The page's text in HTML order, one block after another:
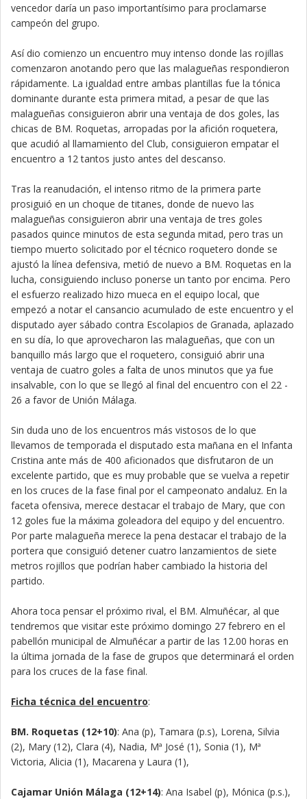
vencedor daría un paso importantísimo para proclamarse
campeón del grupo.
Así dio comienzo un encuentro muy intenso donde las rojillas
comenzaron anotando pero que las malagueñas respondieron
rápidamente. La igualdad entre ambas plantillas fue la tónica
dominante durante esta primera mitad, a pesar de que las
malagueñas consiguieron abrir una ventaja de dos goles, las
chicas de BM. Roquetas, arropadas por la afición roquetera,
que acudió al llamamiento del Club, consiguieron empatar el
encuentro a 12 tantos justo antes del descanso.
Tras la reanudación, el intenso ritmo de la primera parte
prosiguió en un choque de titanes, donde de nuevo las
malagueñas consiguieron abrir una ventaja de tres goles
pasados quince minutos de esta segunda mitad, pero tras un
tiempo muerto solicitado por el técnico roquetero donde se
ajustó la línea defensiva, metió de nuevo a BM. Roquetas en la
lucha, consiguiendo incluso ponerse un tanto por encima. Pero
el esfuerzo realizado hizo mueca en el equipo local, que
empezó a notar el cansancio acumulado de este encuentro y el
disputado ayer sábado contra Escolapios de Granada, aplazado
en su día, lo que aprovecharon las malagueñas, que con un
banquillo más largo que el roquetero, consiguió abrir una
ventaja de cuatro goles a falta de unos minutos que ya fue
insalvable, con lo que se llegó al final del encuentro con el 22 -
26 a favor de Unión Málaga.
Sin duda uno de los encuentros más vistosos de lo que
llevamos de temporada el disputado esta mañana en el Infanta
Cristina ante más de 400 aficionados que disfrutaron de un
excelente partido, que es muy probable que se vuelva a repetir
en los cruces de la fase final por el campeonato andaluz. En la
faceta ofensiva, merece destacar el trabajo de Mary, que con
12 goles fue la máxima goleadora del equipo y del encuentro.
Por parte malagueña merece la pena destacar el trabajo de la
portera que consiguió detener cuatro lanzamientos de siete
metros rojillos que podrían haber cambiado la historia del
partido.
Ahora toca pensar el próximo rival, el BM. Almuñécar, al que
tendremos que visitar este próximo domingo 27 febrero en el
pabellón municipal de Almuñécar a partir de las 12.00 horas en
la última jornada de la fase de grupos que determinará el orden
para los cruces de la fase final.
Ficha técnica del encuentro:
BM. Roquetas (12+10): Ana (p), Tamara (p.s), Lorena, Silvia
(2), Mary (12), Clara (4), Nadia, Mª José (1), Sonia (1), Mª
Victoria, Alicia (1), Macarena y Laura (1),
Cajamar Unión Málaga (12+14): Ana Isabel (p), Mónica (p.s.),